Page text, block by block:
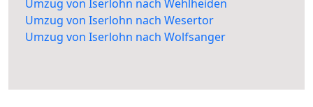
Umzug von Iserlohn nach Wehlheiden
Umzug von Iserlohn nach Wesertor
Umzug von Iserlohn nach Wolfsanger